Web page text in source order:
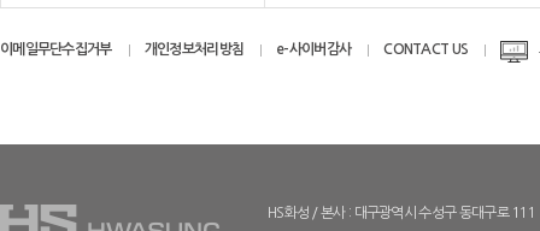
이메일무단수집거부 개인정보처리방침 e-사이버감사 CONTACT US
HS화성 / 본사 : 대구광역시 수성구 동대구로 111